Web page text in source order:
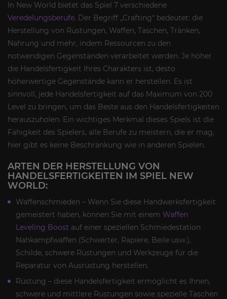
In New World bietet das Spiel 7 verschiedene
Veredelungsberufe. Der Begriff „Crafting“ bedeutet: die
Herstellung von Rüstungen, Waffen, Taschen, Tränken,
Nahrung und mehr, indem Ressourcen zu den
notwendigen Gegenständen verarbeitet werden. Je höher
die Handelsfertigkeit Ihres Charakters ist, desto
höherwertige Gegenstände kann er herstellen. Es ist
sinnvoll, jede Handelsfertigkeit auf das Maximum von 200
Level zu bringen, um das Beste aus den Handelsfertigkeiten
herauszuholen. Ein wichtiges Merkmal dieses Spiels ist die
Fähigkeit des Spielers, alle Berufe zu meistern, die er mag,
hier gibt es keine Beschränkung wie in anderen Spielen.
ARTEN DER HERSTELLUNG VON
HANDELSFERTIGKEITEN IM SPIEL NEW
WORLD:
Waffenschmieden – Wenn Sie diese Handwerksfertigkeit
gemeistert haben, können Sie mit einem Waffen
Leveling Boost auf einer speziellen Schmiedestation
Nahkampfwaffen (Schwerter, Rapiere, Beile usw.),
Schilde, schwere Rüstungen und Werkzeuge für die
Reparatur von Ausrüstung herstellen.
Rüstung – diese Handelsfertigkeit ermöglicht es Ihnen,
schwere und mittlere Rüstungen sowie spezielle Taschen